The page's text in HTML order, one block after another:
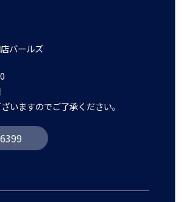
バールズ
いますのでご了承ください。